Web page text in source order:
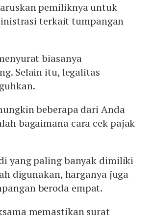
pemiliknya untuk
terkait tumpangan
biasanya
Selain itu, legalitas
beberapa dari Anda
bagaimana cara cek pajak
yang paling banyak dimiliki
digunakan, harganya juga
beroda empat.
memastikan surat